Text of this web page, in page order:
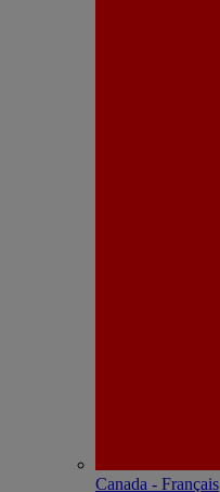
Canada - Français